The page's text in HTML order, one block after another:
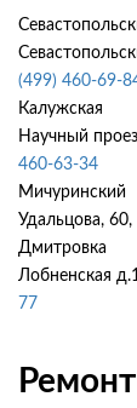
(499) 460-69-
Калужская
Научный
460-63-34
Мичуринский
Удальцова, 60,
Дмитровка
Лобненская
77